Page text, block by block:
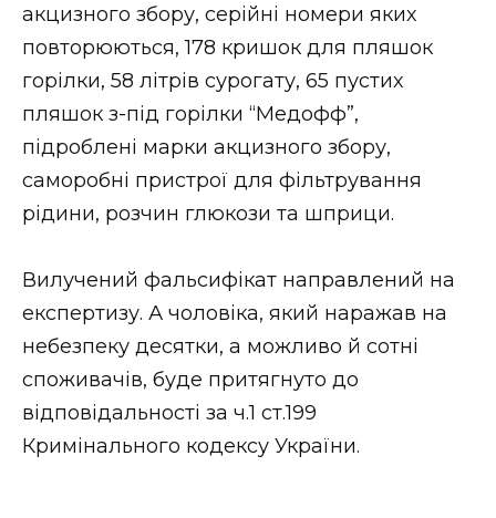
акцизного збору, серійні номери яких
повторюються, 178 кришок для пляшок
горілки, 58 літрів сурогату, 65 пустих
пляшок з-під горілки “Медофф”,
підроблені марки акцизного збору,
саморобні пристрої для фільтрування
рідини, розчин глюкози та шприци.
Вилучений фальсифікат направлений на
експертизу. А чоловіка, який наражав на
небезпеку десятки, а можливо й сотні
споживачів, буде притягнуто до
відповідальності за ч.1 ст.199
Кримінального кодексу України.